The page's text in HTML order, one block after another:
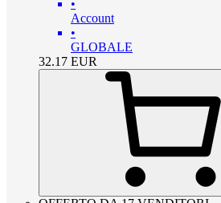
•
Account
•
GLOBALE
32.17 EUR